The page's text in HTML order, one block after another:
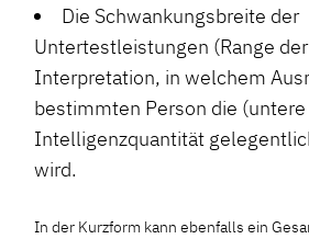
Die Schwankungsbreite der
Untertestleistungen (Range
Interpretation, in welchem
bestimmten Person die (untere
Intelligenzquantität
wird.
In der Kurzform kann ebenfalls ein